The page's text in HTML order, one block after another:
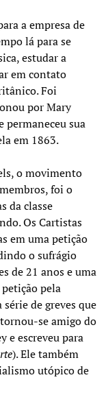
a empresa de
lá para se
estudar a
em contato
Foi
por Mary
permaneceu sua
em 1863.
o movimento
foi o
da classe
Os Cartistas
em uma petição
o sufrágio
de 21 anos e uma
pela
de greves que
se amigo do
e escreveu para
). Ele também
utópico de